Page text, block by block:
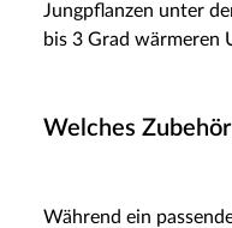
Jungpflanzen unter
bis 3 Grad wärmeren
Welches
Während ein